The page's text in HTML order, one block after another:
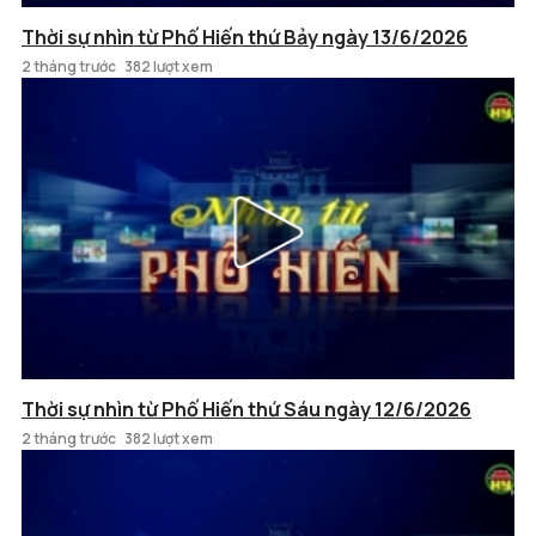
Thời sự nhìn từ Phố Hiến thứ Bảy ngày 13/6/2026
2 tháng trước 382 lượt xem
Thời sự nhìn từ Phố Hiến thứ Sáu ngày 12/6/2026
2 tháng trước 382 lượt xem